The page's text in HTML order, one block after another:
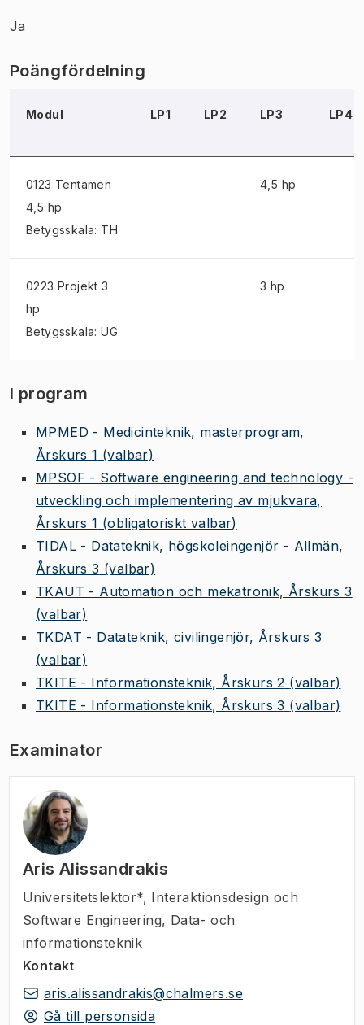
Ja
Poängfördelning
Modul LP1 LP2 LP3 LP4
0123 Tentamen
4,5 hp
Betygsskala: TH
4,5 hp
0223 Projekt 3
hp
Betygsskala: UG
3 hp
I program
MPMED - Medicinteknik, masterprogram,
Årskurs 1 (valbar)
MPSOF - Software engineering and technology -
utveckling och implementering av mjukvara,
Årskurs 1 (obligatoriskt valbar)
TIDAL - Datateknik, högskoleingenjör - Allmän,
Årskurs 3 (valbar)
TKAUT - Automation och mekatronik, Årskurs 3
(valbar)
TKDAT - Datateknik, civilingenjör, Årskurs 3
(valbar)
TKITE - Informationsteknik, Årskurs 2 (valbar)
TKITE - Informationsteknik, Årskurs 3 (valbar)
Examinator
Aris Alissandrakis
Universitetslektor*, Interaktionsdesign och
Software Engineering, Data- och
informationsteknik
Kontakt
aris.alissandrakis@chalmers.se
Gå till personsida